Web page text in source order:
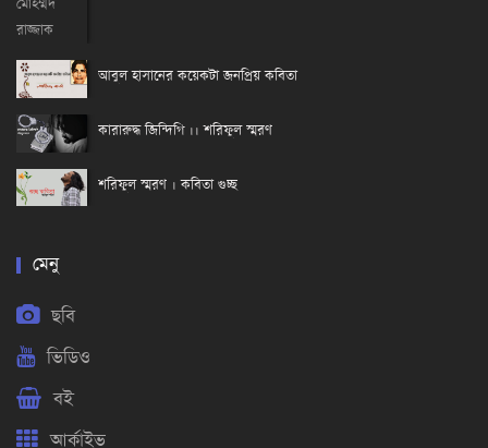
আবুল হাসানের কয়েকটা জনপ্রিয় কবিতা
কারারুদ্ধ জিন্দিগি ।। শরিফুল স্মরণ
শরিফুল স্মরণ । কবিতা গুচ্ছ
মেনু
ছবি
ভিডিও
বই
আর্কাইভ